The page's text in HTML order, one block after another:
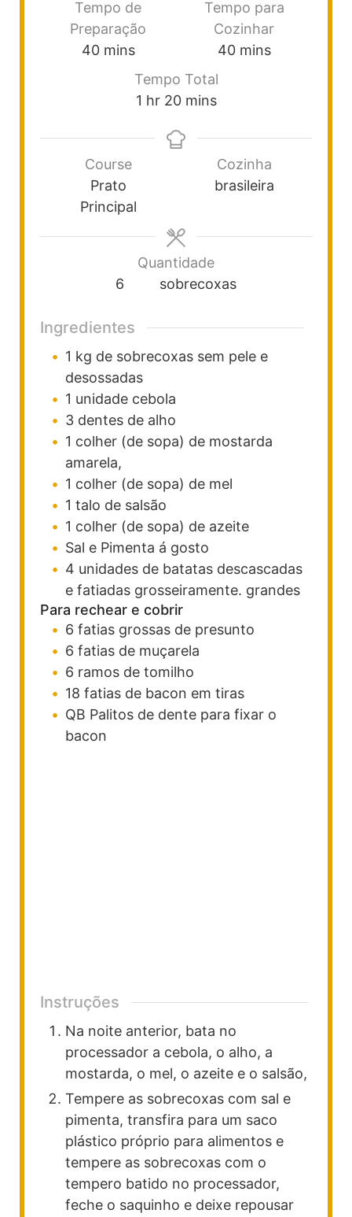
Tempo de
Preparação
40 mins
Tempo para
Cozinhar
40 mins
Tempo Total
1 hr 20 mins
Course
Prato
Principal
Cozinha
brasileira
Quantidade
6
sobrecoxas
Ingredientes
1 kg de sobrecoxas sem pele e
desossadas
1 unidade cebola
3 dentes de alho
1 colher (de sopa) de mostarda
amarela,
1 colher (de sopa) de mel
1 talo de salsão
1 colher (de sopa) de azeite
Sal e Pimenta á gosto
4 unidades de batatas descascadas
e fatiadas grosseiramente. grandes
Para rechear e cobrir
6 fatias grossas de presunto
6 fatias de muçarela
6 ramos de tomilho
18 fatias de bacon em tiras
QB Palitos de dente para fixar o
bacon
Instruções
Na noite anterior, bata no
processador a cebola, o alho, a
mostarda, o mel, o azeite e o salsão,
Tempere as sobrecoxas com sal e
pimenta, transfira para um saco
plástico próprio para alimentos e
tempere as sobrecoxas com o
tempero batido no processador,
feche o saquinho e deixe repousar